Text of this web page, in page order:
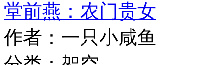
堂前燕：农门贵女
作者：一只小咸鱼